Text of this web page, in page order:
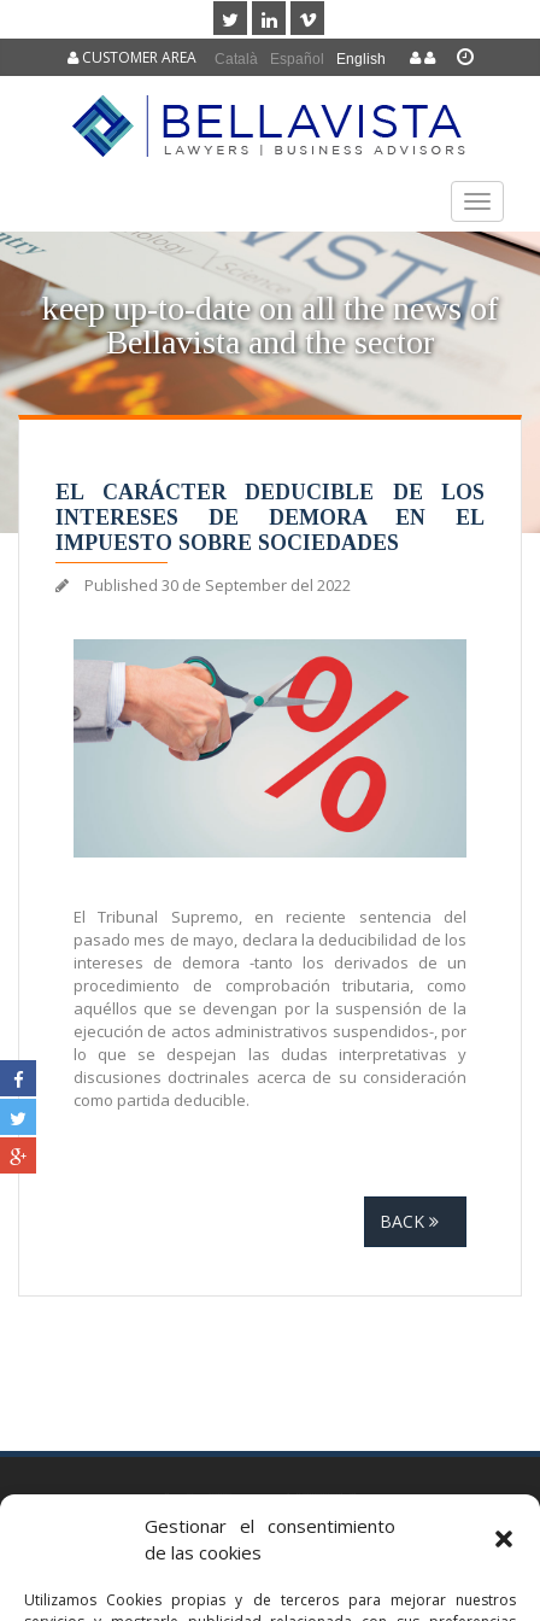
Gestionar el consentimiento
de las cookies
Utilizamos Cookies propias y de terceros para mejorar nuestros
Català Español English
CUSTOMER AREA
TOGGLE
keep up-to-date on all the news of
Bellavista and the sector
EL CARÁCTER DEDUCIBLE DE LOS
INTERESES DE DEMORA EN EL
IMPUESTO SOBRE SOCIEDADES
Published 30 de September del 2022
El Tribunal Supremo, en reciente sentencia del
pasado mes de mayo, declara la deducibilidad de los
intereses de demora -tanto los derivados de un
procedimiento de comprobación tributaria, como
aquéllos que se devengan por la suspensión de la
ejecución de actos administrativos suspendidos-, por
lo que se despejan las dudas interpretativas y
discusiones doctrinales acerca de su consideración
como partida deducible.
BACK
Via Augusta 2 bis, 3º, 08006 Barcelona
bcn@bellavistalegal.eu